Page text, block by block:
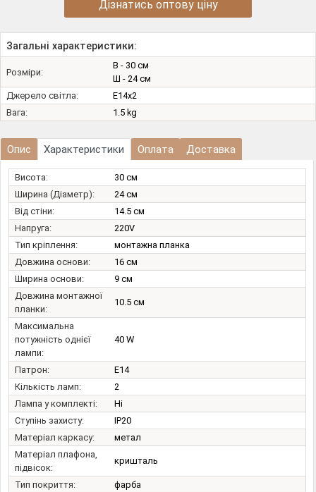
Дізнатись оптову ціну
Загальні характеристики:
Розміри:
В - 30 см
Ш - 24 см
Джерело світла:
E14х2
Вага:
1.5 kg
Опис Характеристики Оплата Доставка
Висота:
30 см
Ширина (Діаметр):
24 см
Від стіни:
14.5 см
Напруга:
220V
Тип кріплення:
монтажна планка
Довжина основи:
16 см
Ширина основи:
9 см
Довжина монтажної
планки:
10.5 см
Максимальна
потужність однієї
лампи:
40 W
Патрон:
E14
Кількість ламп:
2
Лампа у комплекті:
Ні
Ступінь захисту:
IP20
Матеріал каркасу:
метал
Матеріал плафона,
підвісок:
кришталь
Тип покриття:
фарба